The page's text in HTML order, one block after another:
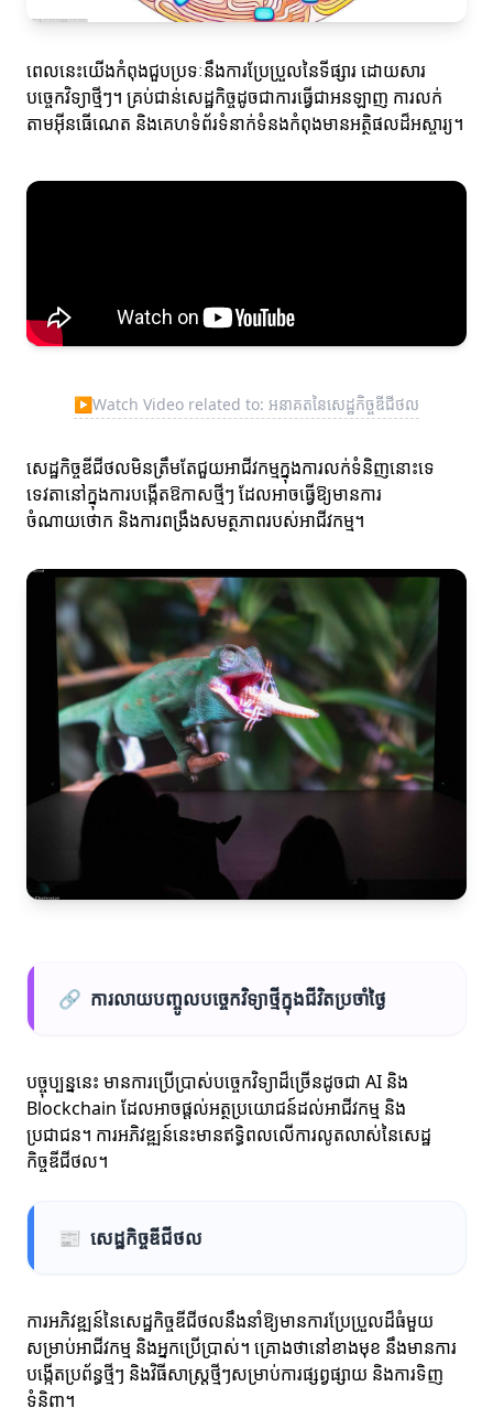
ពេលនេះយើងកំពុងជួបប្រទៈនឹងការប្រែប្រួលនៃទីផ្សារ ដោយសារ
បច្ចេកវិទ្យាថ្មីៗ។ គ្រប់ជាន់សេដ្ឋកិច្ចដូចជាការធ្វើជាអនឡាញ ការលក់
តាមអ៊ីនធើណេត និងគេហទំព័រទំនាក់ទំនងកំពុងមានអត្ថិផលដ៏អស្ចារ្យ។
▶Watch Video related to: អនាគតនៃសេដ្ឋកិច្ចឌីជីថល
សេដ្ឋកិច្ចឌីជីថលមិនត្រឹមតែជួយអាជីវកម្មក្នុងការលក់ទំនិញនោះទេ
ទេវតានៅក្នុងការបង្កើតឱកាសថ្មីៗ ដែលអាចធ្វើឱ្យមានការ
ចំណាយថោក និងការពង្រឹងសមត្ថភាពរបស់អាជីវកម្ម។
🔗 ការលាយបញ្ចូលបច្ចេកវិទ្យាថ្មីក្នុងជីវិតប្រចាំថ្ងៃ
បច្ចុប្បន្ននេះ មានការប្រើប្រាស់បច្ចេកវិទ្យាដ៏ច្រើនដូចជា AI និង
Blockchain ដែលអាចផ្តល់អត្ថប្រយោជន៍ដល់អាជីវកម្ម និង
ប្រជាជន។ ការអភិវឌ្ឍន៍នេះមានឥទ្ធិពលលើការលូតលាស់នៃសេដ្ឋ
កិច្ចឌីជីថល។
📰 សេដ្ឋកិច្ចឌីជីថល
ការអភិវឌ្ឍន៍នៃសេដ្ឋកិច្ចឌីជីថលនឹងនាំឱ្យមានការប្រែប្រួលដ៏ធំមួយ
សម្រាប់អាជីវកម្ម និងអ្នកប្រើប្រាស់។ គ្រោងថានៅខាងមុខ នឹងមានការ
បង្កើតប្រព័ន្ធថ្មីៗ និងវិធីសាស្រ្តថ្មីៗសម្រាប់ការផ្សព្វផ្សាយ និងការទិញ
ទំនិញ។